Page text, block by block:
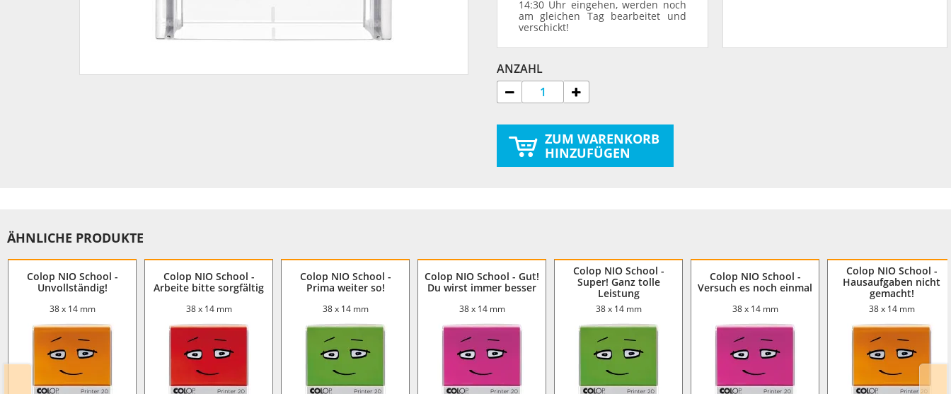
14:30 Uhr eingehen, werden noch
am gleichen Tag bearbeitet und
verschickt!
ANZAHL
ZUM WARENKORB
HINZUFÜGEN
ÄHNLICHE PRODUKTE
Colop NIO School -
Unvollständig!
38 x 14 mm
Colop NIO School -
Arbeite bitte sorgfältig
38 x 14 mm
Colop NIO School -
Prima weiter so!
38 x 14 mm
Colop NIO School - Gut!
Du wirst immer besser
38 x 14 mm
Colop NIO School -
Super! Ganz tolle
Leistung
38 x 14 mm
Colop NIO School -
Versuch es noch einmal
38 x 14 mm
Colop NIO School -
Hausaufgaben nicht
gemacht!
38 x 14 mm